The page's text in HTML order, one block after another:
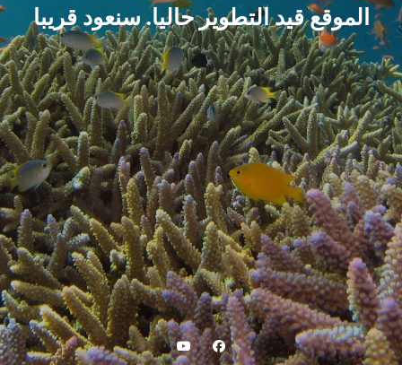
الموقع قيد التطوير حاليا. سنعود قريبا